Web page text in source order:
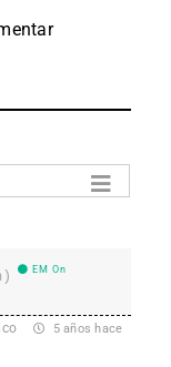
EM On
5 años hace